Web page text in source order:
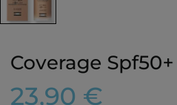
Coverage
23,90 €